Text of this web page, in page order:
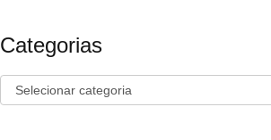
Categorias
Categorias